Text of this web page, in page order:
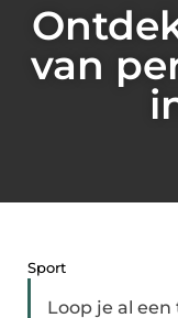
van
Sport
Loop je al